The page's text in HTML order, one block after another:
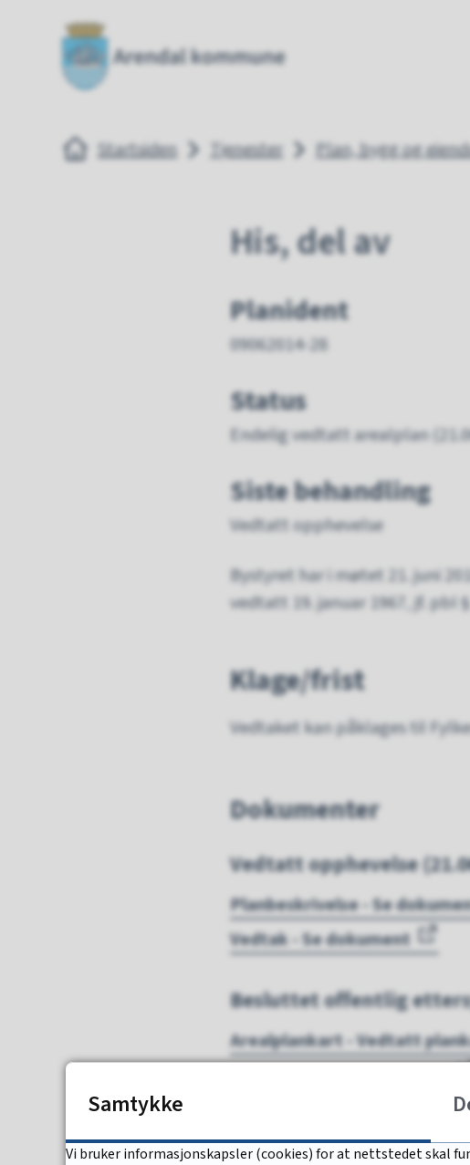
Arendal kommune
Du er her:Startsiden Tjenester Plan, bygg og
His, del av
Planident
09062014-28
Status
Endelig vedtatt arealplan
Siste behandling
Vedtatt opphevelse
Bystyret har i møtet 21. juni
vedtatt 19. januar 1967, jf. pbl
Klage/frist
Vedtaket kan påklages til
Dokumenter
Vedtatt opphevelse
Planbeskrivelse - Se
Vedtak - Se dokument
Besluttet offentlig
Arealplankart - Vedtatt
Planbeskrivelse - Se
Rapport - Innspill til
Samtykke
Vi bruker informasjonskapsler (cookies) for at nettstedet skal